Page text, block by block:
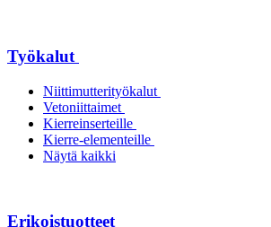
Työkalut
Niittimutterityökalut
Vetoniittaimet
Kierreinserteille
Kierre-elementeille
Näytä kaikki
Erikoistuotteet